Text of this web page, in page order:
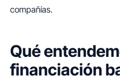
compañías.
Qué
financiación